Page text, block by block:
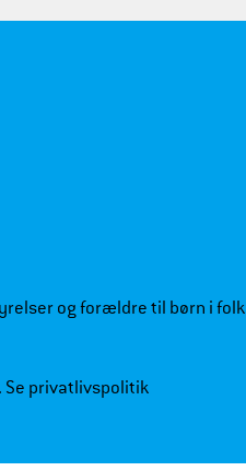
og forældre til børn i
Se privatlivspolitik